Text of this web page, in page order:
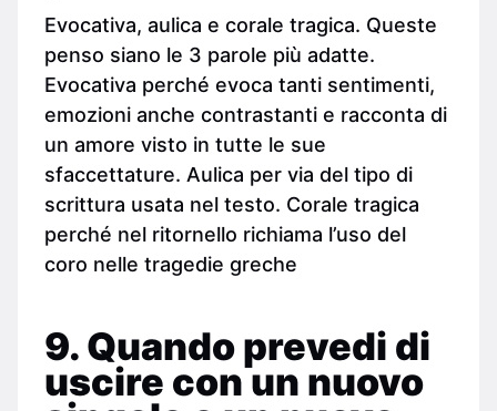
Evocativa, aulica e corale tragica. Queste
penso siano le 3 parole più adatte.
Evocativa perché evoca tanti sentimenti,
emozioni anche contrastanti e racconta di
un amore visto in tutte le sue
sfaccettature. Aulica per via del tipo di
scrittura usata nel testo. Corale tragica
perché nel ritornello richiama l’uso del
coro nelle tragedie greche
9. Quando prevedi di
uscire con un nuovo